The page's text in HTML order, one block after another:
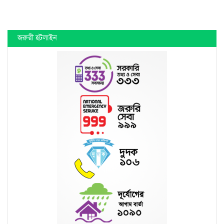
জরুরী হটলাইন